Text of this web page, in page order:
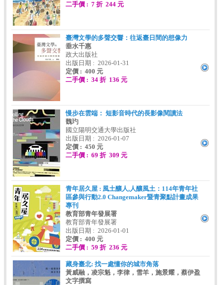
二手價 : 7 折 244 元
臺灣文學的多聲交響：往返臺日間的想像力
垂水千惠
政大出版社
出版日期 : 2026-01-31
定價 : 400 元
二手價 : 34 折 136 元
慢步在雲端： 短影音時代的長影像閱讀法
魏玓
國立陽明交通大學出版社
出版日期 : 2026-01-07
定價 : 450 元
二手價 : 69 折 309 元
青年居久屋 : 風土釀人,人釀風土：114年青年社
區參與行動2.0 Changemaker暨青聚點計畫成果
專刊
教育部青年發展署
教育部青年發展署
出版日期 : 2026-01-01
定價 : 400 元
二手價 : 59 折 236 元
藏身臺北: 找一處懂你的城市角落
黃威融，凌宗魁，李律，雪羊，施景耀，蔡伊盈
文字撰寫